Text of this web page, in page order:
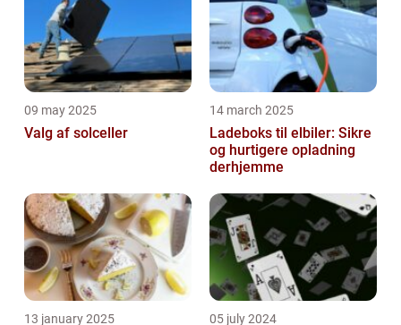
09 may 2025
Valg af solceller
14 march 2025
Ladeboks til elbiler: Sikre
og hurtigere opladning
derhjemme
13 january 2025 05 july 2024